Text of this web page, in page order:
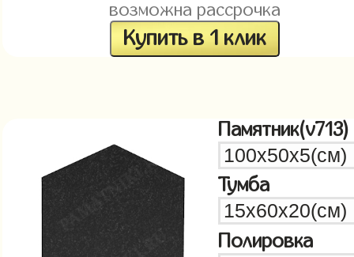
возможна рассрочка
Купить в 1 клик
Памятник(v713)
Тумба
Полировка